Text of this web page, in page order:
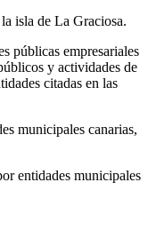
isla de La Graciosa.
públicas empresariales
y actividades de
citadas en las
municipales canarias,
entidades municipales